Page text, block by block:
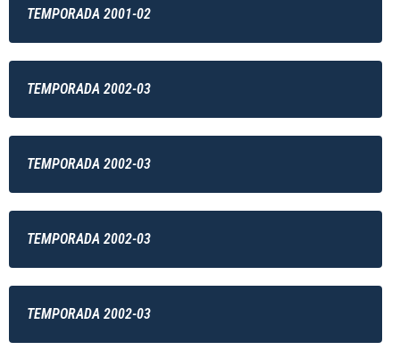
TEMPORADA 2001-02
TEMPORADA 2002-03
TEMPORADA 2002-03
TEMPORADA 2002-03
TEMPORADA 2002-03